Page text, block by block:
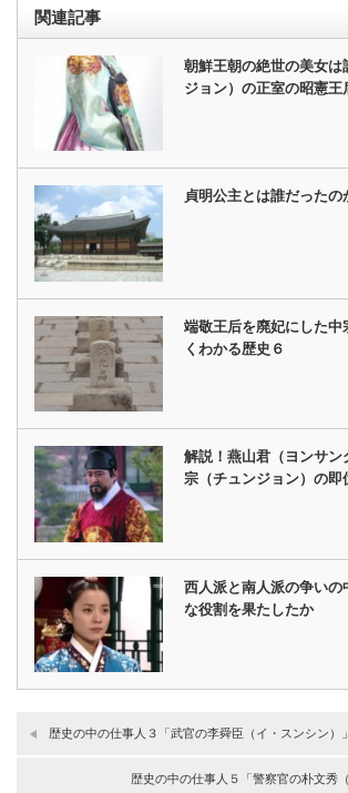
関連記事
朝鮮王朝の絶世の美女は
ジョン）の正室の昭憲
貞明公主とは誰だったの
端敬王后を廃妃にした中
くわかる歴史６
解説！燕山君（ヨンサン
宗（チュンジョン）の即
西人派と南人派の争いの
な役割を果たしたか
歴史の中の仕事人３「武官の李舜臣（イ・スンシン）」
歴史の中の仕事人５「警察官の朴文秀